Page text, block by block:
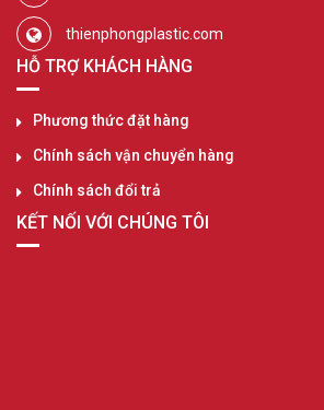
thienphongplastic.com
HỖ TRỢ KHÁCH HÀNG
Phương thức đặt hàng
Chính sách vận chuyển hàng
Chính sách đổi trả
KẾT NỐI VỚI CHÚNG TÔI